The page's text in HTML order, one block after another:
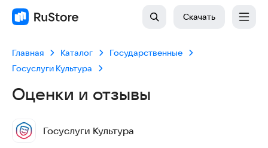
Скачать
Главная Каталог
Государственные
Госуслуги Культура
Оценки и отзывы
Госуслуги Культура